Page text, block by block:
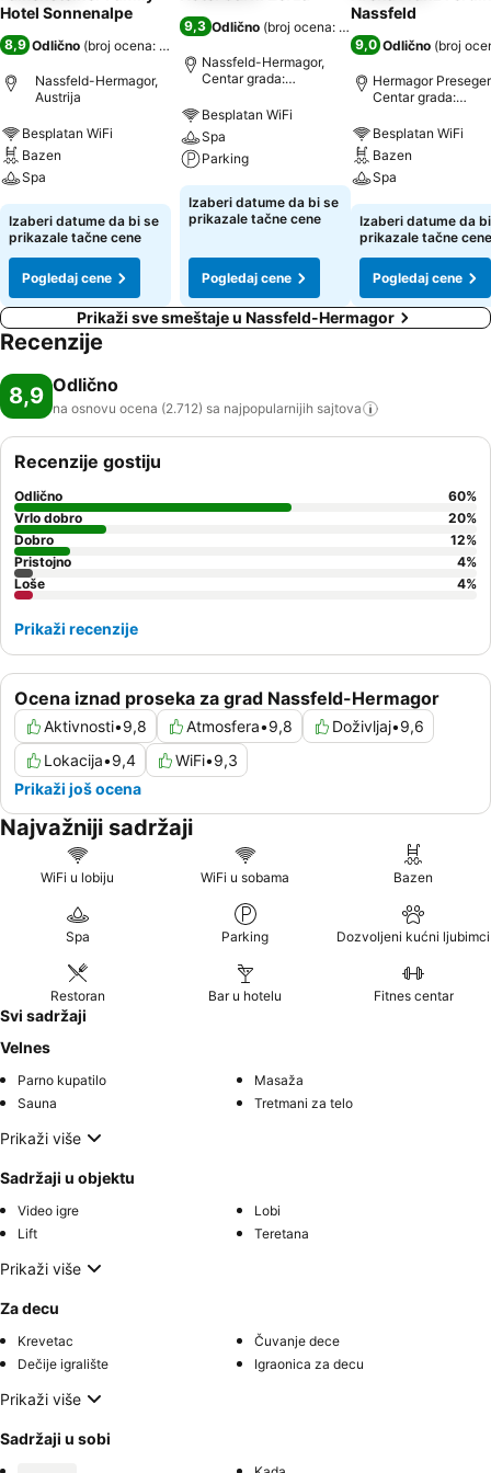
Hotel Sonnenalpe
8,9 Odlično (broj ocena: 2.712
Nassfeld-Hermagor,
Austrija
Besplatan WiFi
Bazen
Spa
Izaberi datume da bi se
prikazale tačne cene
Pogledaj cene
9,3 Odlično (broj ocena: 790
Nassfeld-Hermagor,
Centar grada:
Besplatan WiFi
Spa
Parking
Izaberi datume da bi se
prikazale tačne cene
Pogledaj cene
Nassfeld
9,0 Odlično (broj
Hermagor
Centar grada:
Besplatan WiFi
Bazen
Spa
Izaberi datume da
prikazale tačne cene
Pogledaj cene
Prikaži sve smeštaje u Nassfeld-Hermagor
Recenzije
8,9 Odlično
na osnovu ocena (2.712) sa najpopularnijih sajtova
Ocena iznad proseka za grad Nassfeld-Hermagor
Aktivnosti•9,8 Atmosfera•9,8 Doživljaj•9,6
Lokacija•9,4 WiFi•9,3
Prikaži još ocena
Recenzije gostiju
Odlično 60%
Vrlo dobro
20%
Dobro
12%
Pristojno
4%
Loše
4%
Prikaži recenzije
Najvažniji sadržaji
WiFi u lobiju WiFi u sobama Bazen
Spa Parking Dozvoljeni kućni ljubimci
Restoran Bar u hotelu Fitnes centar
Svi sadržaji
Velnes
Parno kupatilo
Masaža
Sauna
Tretmani za telo
Prikaži više
Sadržaji u objektu
Video igre
Lobi
Lift
Teretana
Prikaži više
Za decu
Krevetac
Čuvanje dece
Dečije igralište
Igraonica za decu
Prikaži više
Sadržaji u sobi